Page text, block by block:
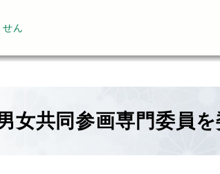
せん
女共同参画専門委員